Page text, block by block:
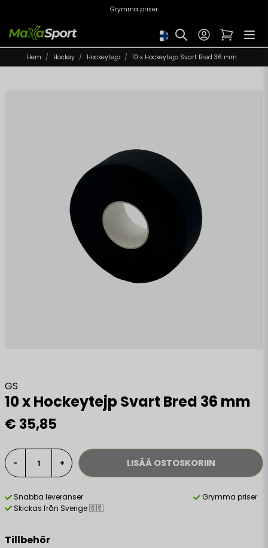
Grymma priser
Hem Hockey Hockeytejp 10 x Hockeytejp Svart Bred 36 mm
GS
10 x Hockeytejp Svart Bred 36 mm
€ 35,85
- + LISÄÄ OSTOSKORIIN
Snabba leveranser
Grymma priser
Skickas från Sverige 🇸🇪
Tillbehör